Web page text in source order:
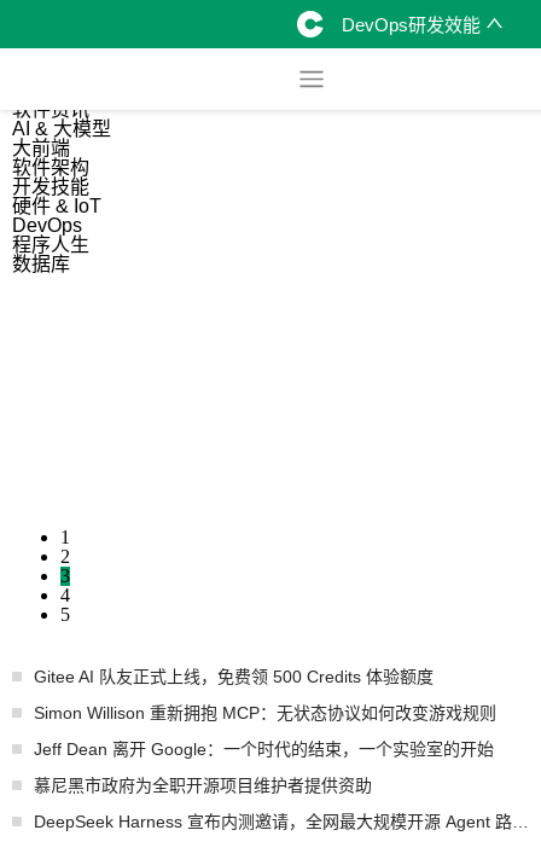
DevOps研发效能
软件资讯
AI & 大模型
大前端
软件架构
开发技能
硬件 & IoT
DevOps
程序人生
数据库
1
2
3
4
5
Gitee AI 队友正式上线，免费领 500 Credits 体验额度
Simon Willison 重新拥抱 MCP：无状态协议如何改变游戏规则
Jeff Dean 离开 Google：一个时代的结束，一个实验室的开始
慕尼黑市政府为全职开源项目维护者提供资助